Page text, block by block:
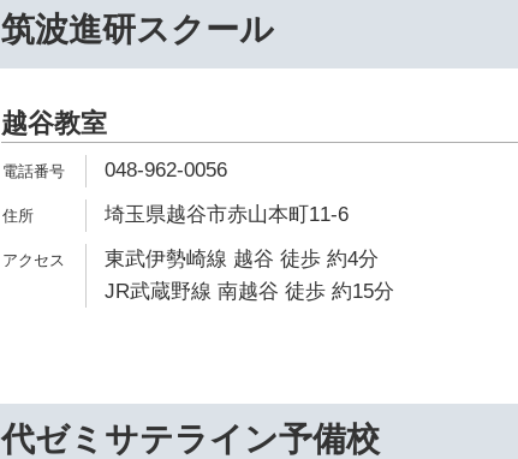
筑波進研スクール
越谷教室
048-962-0056
埼玉県越谷市赤山本町11-6
東武伊勢崎線 越谷 徒歩 約4分
JR武蔵野線 南越谷 徒歩 約15分
代ゼミサテライン予備校